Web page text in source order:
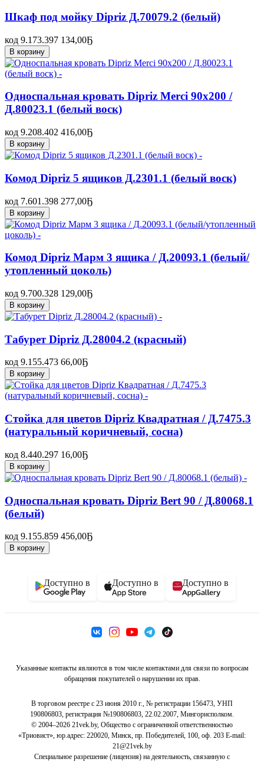
Шкаф под мойку Dipriz Д.70079.2 (белый)
код 9.173.397 134,00Ҕ
В корзину
Односпальная кровать Dipriz Merci 90x200 /
Д.80023.1 (белый воск)
код 9.208.402 416,00Ҕ
В корзину
Комод Dipriz 5 ящиков Д.2301.1 (белый воск)
код 7.601.398 277,00Ҕ
В корзину
Комод Dipriz Марм 3 ящика / Д.20093.1 (белый/
утопленный цоколь)
код 9.700.328 129,00Ҕ
В корзину
Табурет Dipriz Д.28004.2 (красный)
код 9.155.473 66,00Ҕ
В корзину
Стойка для цветов Dipriz Квадратная / Д.7475.3
(натуральный коричневый, сосна)
код 8.440.297 16,00Ҕ
В корзину
Односпальная кровать Dipriz Bert 90 / Д.80068.1
(белый)
код 9.155.859 456,00Ҕ
В корзину
Доступно в Доступно в Доступно в
Указанные контакты являются в том числе контактами для связи по вопросам
обращения покупателей о нарушении их прав.
В торговом реестре с 23 июня 2010 г., № регистрации 156473, УНП
190806803, регистрация №190806803, 22.02.2007, Мингорисполком.
© 2004–2026 21vek.by, Общество с ограниченной ответственностью
«Триовист», юр.адрес: 220020, Минск, пр. Победителей, 100, оф. 203 E-mail:
21@21vek.by
Специальное разрешение (лицензия) на деятельность, связанную с